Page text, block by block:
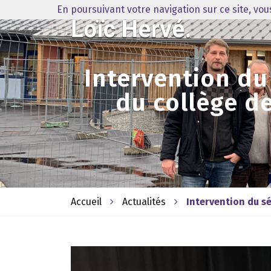
Intervention du
du collège
Accueil Actualités Intervention du
En poursuivant votre navigation sur ce site,